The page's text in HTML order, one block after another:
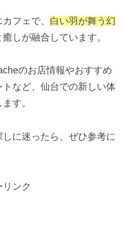
フェで、 白い羽が舞う幻
しが融合しています。
のお店情報やおすすめ
など、仙台での新しい体
す。
に迷ったら、ぜひ参考に
リンク